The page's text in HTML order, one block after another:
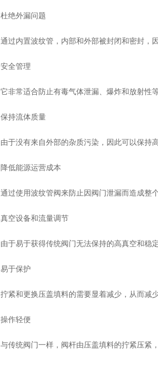
杜绝外漏问题
通过内置波纹管，内部和外部被封闭和密封，
安全管理
它非常适合防止有毒气体泄漏、爆炸和放射性
保持流体质量
由于没有来自外部的杂质污染，因此可以保持
降低能源运营成本
通过使用波纹管阀来防止因阀门泄漏而造成整
真空设备和流量调节
由于易于获得传统阀门无法保持的高真空和稳
易于保护
拧紧和更换压盖填料的需要显着减少，从而减
操作轻便
与传统阀门一样，阀杆由压盖填料的拧紧压紧